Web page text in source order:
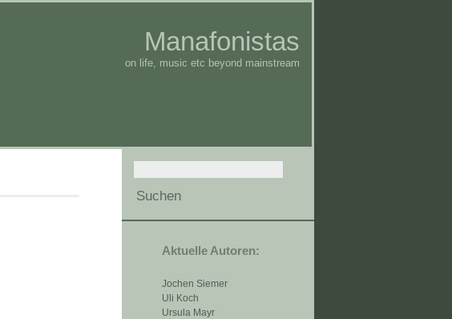
Manafonistas
on life, music etc beyond mainstream
Aktuelle Autoren:
Jochen Siemer
Uli Koch
Ursula Mayr